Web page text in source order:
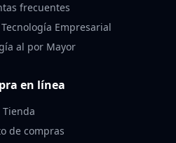
frecuentes
Empresarial
al por Mayor
en línea
Tienda
de compras